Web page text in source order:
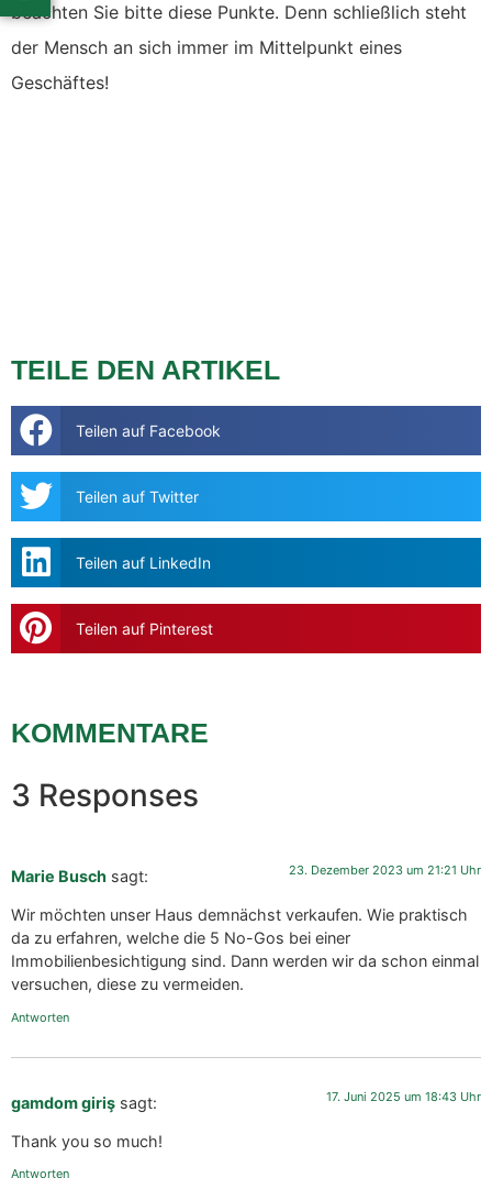
beachten Sie bitte diese Punkte. Denn schließlich steht
der Mensch an sich immer im Mittelpunkt eines
Geschäftes!
TEILE DEN ARTIKEL
Teilen auf Facebook
Teilen auf Twitter
Teilen auf LinkedIn
Teilen auf Pinterest
KOMMENTARE
3 Responses
Marie Busch sagt: 23. Dezember 2023 um 21:21 Uhr
Wir möchten unser Haus demnächst verkaufen. Wie praktisch
da zu erfahren, welche die 5 No-Gos bei einer
Immobilienbesichtigung sind. Dann werden wir da schon einmal
versuchen, diese zu vermeiden.
Antworten
gamdom giriş sagt: 17. Juni 2025 um 18:43 Uhr
Thank you so much!
Antworten